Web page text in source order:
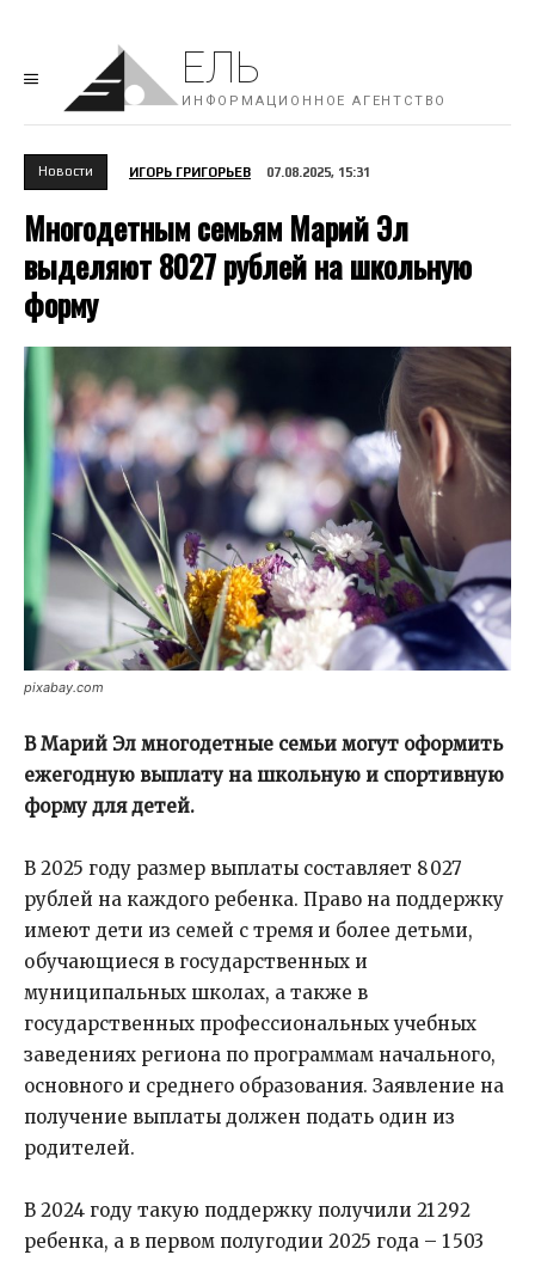
ЕЛЬ
ИНФОРМАЦИОННОЕ АГЕНТСТВО
Новости ИГОРЬ ГРИГОРЬЕВ 07.08.2025, 15:31
Многодетным семьям Марий Эл
выделяют 8027 рублей на школьную
форму
pixabay.com
В Марий Эл многодетные семьи могут оформить
ежегодную выплату на школьную и спортивную
форму для детей.
В 2025 году размер выплаты составляет 8 027
рублей на каждого ребенка. Право на поддержку
имеют дети из семей с тремя и более детьми,
обучающиеся в государственных и
муниципальных школах, а также в
государственных профессиональных учебных
заведениях региона по программам начального,
основного и среднего образования. Заявление на
получение выплаты должен подать один из
родителей.
В 2024 году такую поддержку получили 21 292
ребенка, а в первом полугодии 2025 года – 1 503